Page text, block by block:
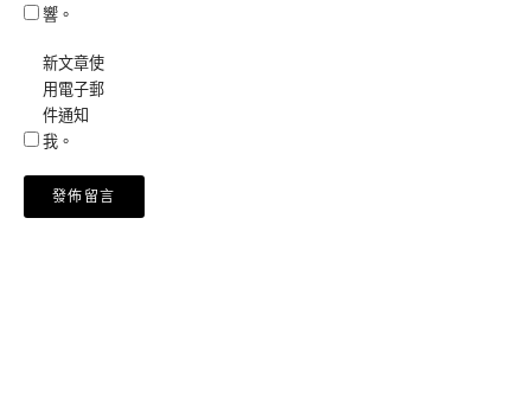
響。
新文章使
用電子郵
件通知
我。